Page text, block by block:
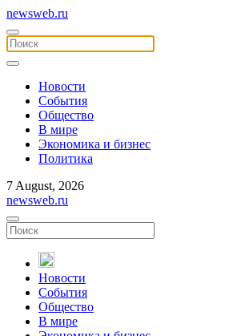
newsweb.ru
Новости
События
Общество
В мире
Экономика и бизнес
Политика
7 August, 2026
newsweb.ru
Новости
События
Общество
В мире